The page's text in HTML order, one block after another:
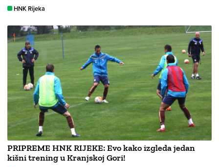
HNK Rijeka
PRIPREME HNK RIJEKE: Evo kako izgleda jedan
kišni trening u Kranjskoj Gori!